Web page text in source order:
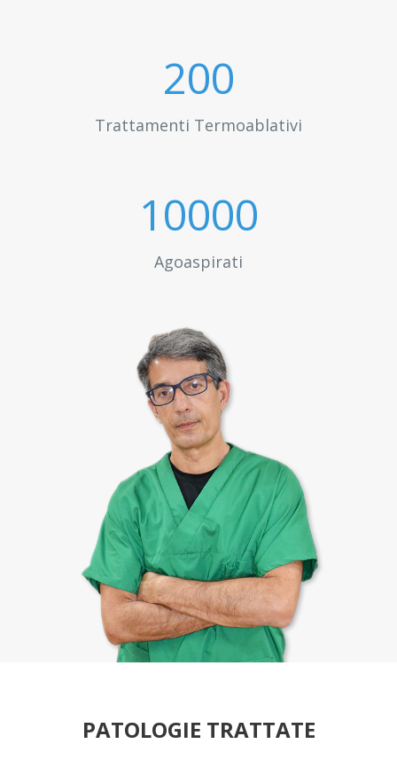
200
Trattamenti Termoablativi
10000
Agoaspirati
PATOLOGIE TRATTATE